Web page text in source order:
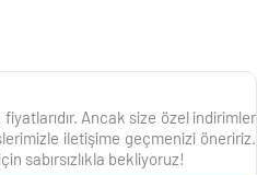
Ancak size özel indirimler
iletişime geçmenizi öneririz.
sabırsızlıkla bekliyoruz!